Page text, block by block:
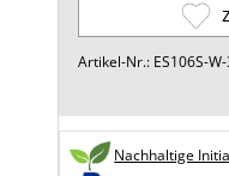
Artikel-Nr.: ES106S-
Nachhaltige